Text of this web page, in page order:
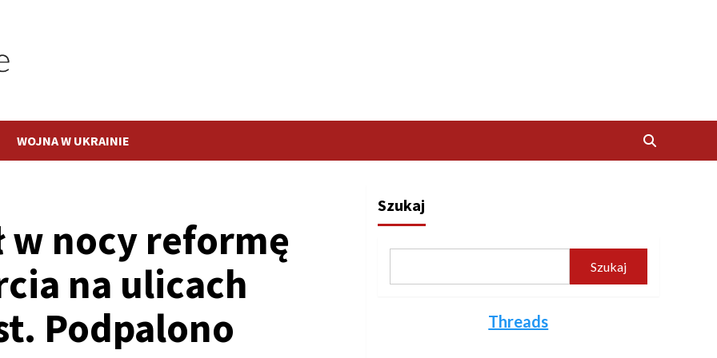
WOJNA W UKRAINIE
w nocy reformę
na ulicach
Podpalono
Szukaj
Szukaj
Threads